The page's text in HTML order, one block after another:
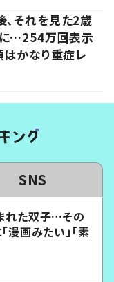
、それを見た2歳
…254万回表示
はかなり重症レ
SNS
れた双子…その
漫画みたい」「素